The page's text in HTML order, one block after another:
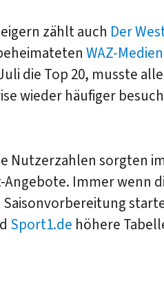
zählt auch Der
WAZ-
die Top 20, musste
wieder häufiger
Nutzerzahlen sorgten
Immer wenn
Saisonvorbereitung
Sport1.de höhere